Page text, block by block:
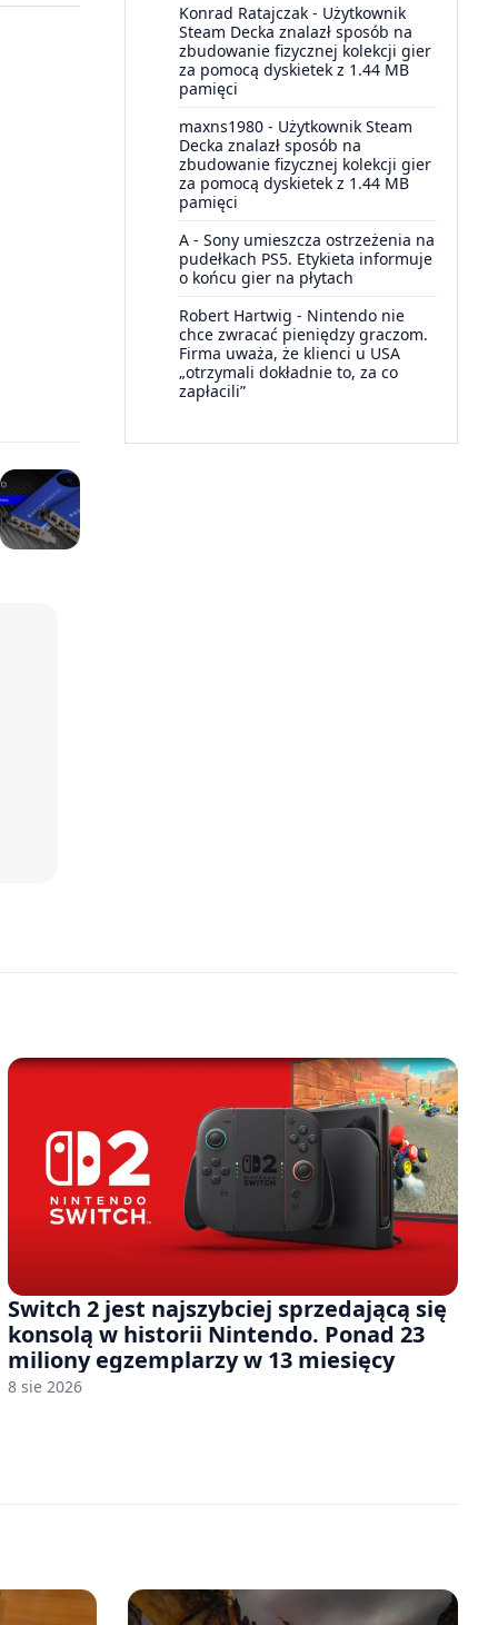
Konrad Ratajczak - Użytkownik
Steam Decka znalazł sposób na
zbudowanie fizycznej kolekcji gier
za pomocą dyskietek z 1.44 MB
pamięci
maxns1980 - Użytkownik Steam
Decka znalazł sposób na
zbudowanie fizycznej kolekcji gier
za pomocą dyskietek z 1.44 MB
pamięci
A - Sony umieszcza ostrzeżenia na
pudełkach PS5. Etykieta informuje
o końcu gier na płytach
Robert Hartwig - Nintendo nie
chce zwracać pieniędzy graczom.
Firma uważa, że klienci u USA
„otrzymali dokładnie to, za co
zapłacili”
Switch 2 jest najszybciej sprzedającą się
konsolą w historii Nintendo. Ponad 23
miliony egzemplarzy w 13 miesięcy
8 sie 2026